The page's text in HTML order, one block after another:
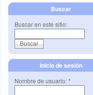
Buscar
Buscar en este sitio:
Inicio de sesión
Nombre de usuario:*